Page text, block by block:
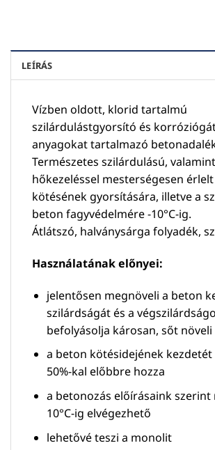
LEÍRÁS
Vízben oldott, klorid tartalmú
szilárdulástgyorsító és
anyagokat tartalmazó
Természetes szilárdulású, valamint
hőkezeléssel mesterségesen
kötésének gyorsítására, illetve a
beton fagyvédelmére -10°C-ig.
Átlátszó, halványsárga folyadék,
Használatának előnyei:
jelentősen megnöveli a beton
szilárdságát és a
befolyásolja károsan, sőt növeli
a beton kötésidejének kezdetét
50%-kal előbbre hozza
a betonozás előírásaink szerint
10°C-ig elvégezhető
lehetővé teszi a monolit